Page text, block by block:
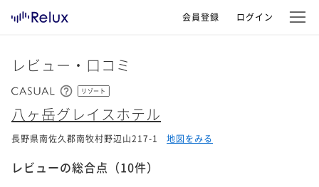
会員登録 ログイン
レビュー・口コミ
リゾート
八ヶ岳グレイスホテル
長野県南佐久郡南牧村野辺山217-1 地図をみる
レビューの総合点 （10件）